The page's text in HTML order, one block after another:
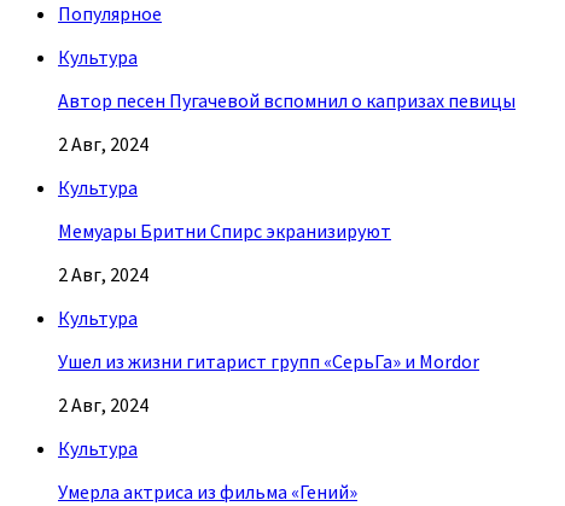
Популярное
Культура
Автор песен Пугачевой вспомнил о капризах певицы
2 Авг, 2024
Культура
Мемуары Бритни Спирс экранизируют
2 Авг, 2024
Культура
Ушел из жизни гитарист групп «СерьГа» и Mordor
2 Авг, 2024
Культура
Умерла актриса из фильма «Гений»